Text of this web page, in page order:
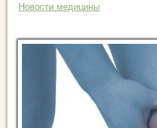
Новости медицины